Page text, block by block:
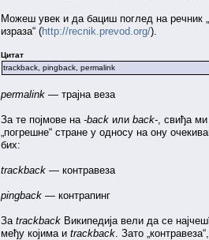
Можеш увек и да бациш поглед на речник
израза“ (http://recnik.prevod.org/).
Цитат
trackback, pingback, permalink
permalink — трајна веза
За те појмове на -back или back- , свиђа
„погрешне“ стране у односу на ону
бих:
trackback — контравеза
pingback — контрапинг
За trackback Википедија вели да се
међу којима и trackback . Зато